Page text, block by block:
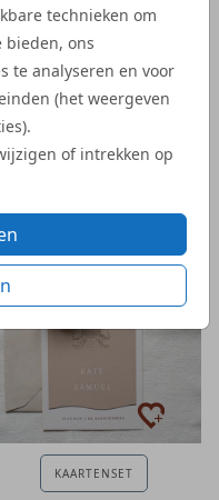
technieken om
ons
te analyseren en voor
(het weergeven
of intrekken op
KAARTENSET